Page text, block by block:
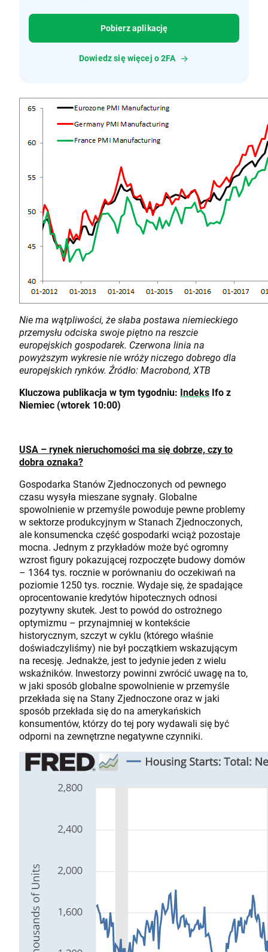
Pobierz aplikację
Dowiedz się więcej o 2FA
Nie ma wątpliwości, że słaba postawa niemieckiego
przemysłu odciska swoje piętno na reszcie
europejskich gospodarek. Czerwona linia na
powyższym wykresie nie wróży niczego dobrego dla
europejskich rynków. Źródło: Macrobond, XTB
Kluczowa publikacja w tym tygodniu: Indeks Ifo z
Niemiec (wtorek 10:00)
USA – rynek nieruchomości ma się dobrze, czy to
dobra oznaka?
Gospodarka Stanów Zjednoczonych od pewnego
czasu wysyła mieszane sygnały. Globalne
spowolnienie w przemyśle powoduje pewne problemy
w sektorze produkcyjnym w Stanach Zjednoczonych,
ale konsumencka część gospodarki wciąż pozostaje
mocna. Jednym z przykładów może być ogromny
wzrost figury pokazującej rozpoczęte budowy domów
– 1364 tys. rocznie w porównaniu do oczekiwań na
poziomie 1250 tys. rocznie. Wydaje się, że spadające
oprocentowanie kredytów hipotecznych odnosi
pozytywny skutek. Jest to powód do ostrożnego
optymizmu – przynajmniej w kontekście
historycznym, szczyt w cyklu (którego właśnie
doświadczyliśmy) nie był początkiem wskazującym
na recesję. Jednakże, jest to jedynie jeden z wielu
wskaźników. Inwestorzy powinni zwrócić uwagę na to,
w jaki sposób globalne spowolnienie w przemyśle
przekłada się na Stany Zjednoczone oraz w jaki
sposób przekłada się do na amerykańskich
konsumentów, którzy do tej pory wydawali się być
odporni na zewnętrzne negatywne czynniki.